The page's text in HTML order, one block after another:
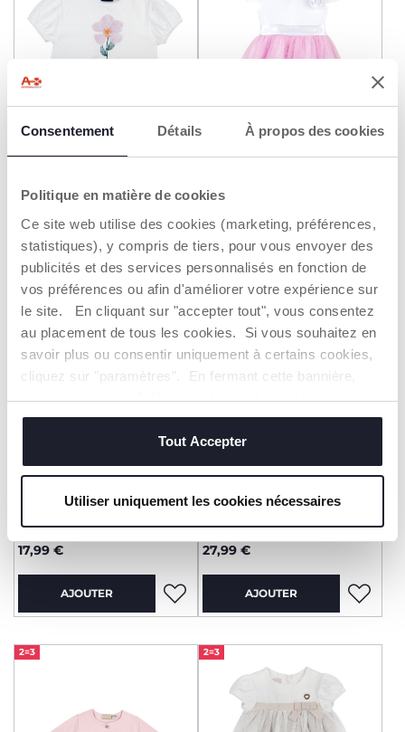
Consentement Détails À propos des cookies
Politique en matière de cookies
Ce site web utilise des cookies (marketing, préférences,
statistiques), y compris de tiers, pour vous envoyer des
publicités et des services personnalisés en fonction de
vos préférences ou afin d'améliorer votre expérience sur
le site. En cliquant sur "accepter tout", vous consentez
au placement de tous les cookies. Si vous souhaitez en
savoir plus ou consentir uniquement à certains cookies,
cliquez sur "paramètres". En fermant cette bannière,
vous consentez à l'utilisation des seuls cookies
techniques, qui sont essentiels au service demandé.
Tout Accepter
Utiliser uniquement les cookies nécessaires
avec manches ballon
Dès 17,99 €
AJOUTER AJOUTER
2=3
T-shirt manches courtes
17,99 €
AJOUTER
2=3
27,99 €
AJOUTER
2=3 2=3